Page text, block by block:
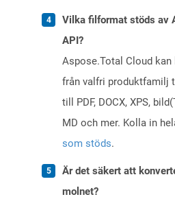
Vilka filformat stöds av
API?
Aspose.Total Cloud
från valfri produktfamilj
till PDF, DOCX, XPS,
MD och mer. Kolla in
som stöds.
Är det säkert att
molnet?